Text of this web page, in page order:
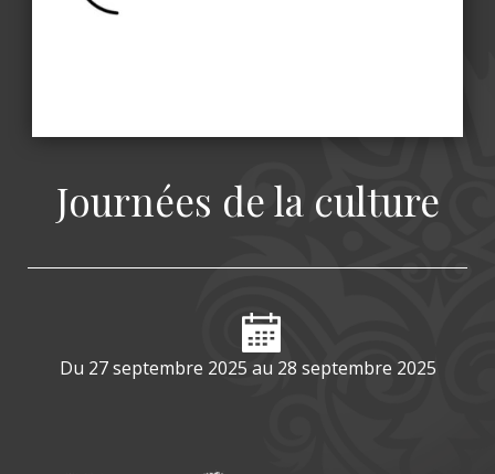
Journées de la culture
Du 27 septembre 2025 au 28 septembre 2025